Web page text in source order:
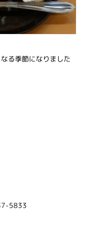
る季節になりました
5833